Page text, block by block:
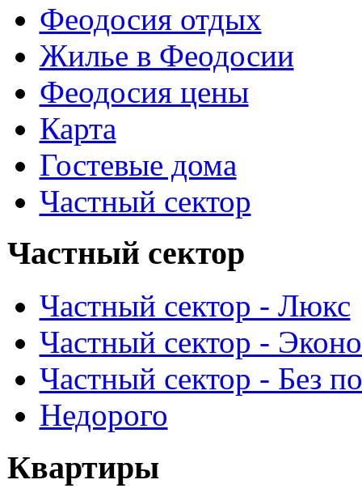
Феодосия отдых
Жилье в Феодосии
Феодосия цены
Карта
Гостевые дома
Частный сектор
Частный сектор
Частный сектор - Люкс
Частный сектор -
Частный сектор - Без
Недорого
Квартиры